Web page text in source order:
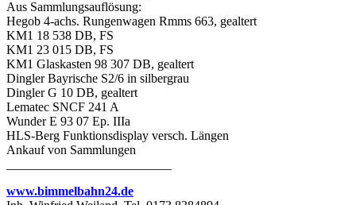
Aus Sammlungsauflösung:
Hegob 4-achs. Rungenwagen Rmms 663, gealtert
KM1 18 538 DB, FS
KM1 23 015 DB, FS
KM1 Glaskasten 98 307 DB, gealtert
Dingler Bayrische S2/6 in silbergrau
Dingler G 10 DB, gealtert
Lematec SNCF 241 A
Wunder E 93 07 Ep. IIIa
HLS-Berg Funktionsdisplay versch. Längen
Ankauf von Sammlungen
www.bimmelbahn24.de